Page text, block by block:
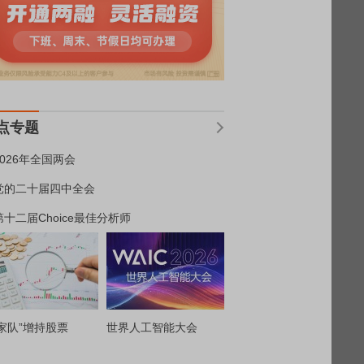
专题
年全国两会
的二十届四中全会
十二届Choice最佳分析师
队”增持股票 世界人工智能大会